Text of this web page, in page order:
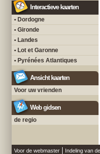
Interactieve kaarten
• Dordogne
• Gironde
• Landes
• Lot et Garonne
• Pyrénées Atlantiques
Ansicht kaarten
Voor uw vrienden
Web gidsen
de regio
Voor de webmaster Indeling van